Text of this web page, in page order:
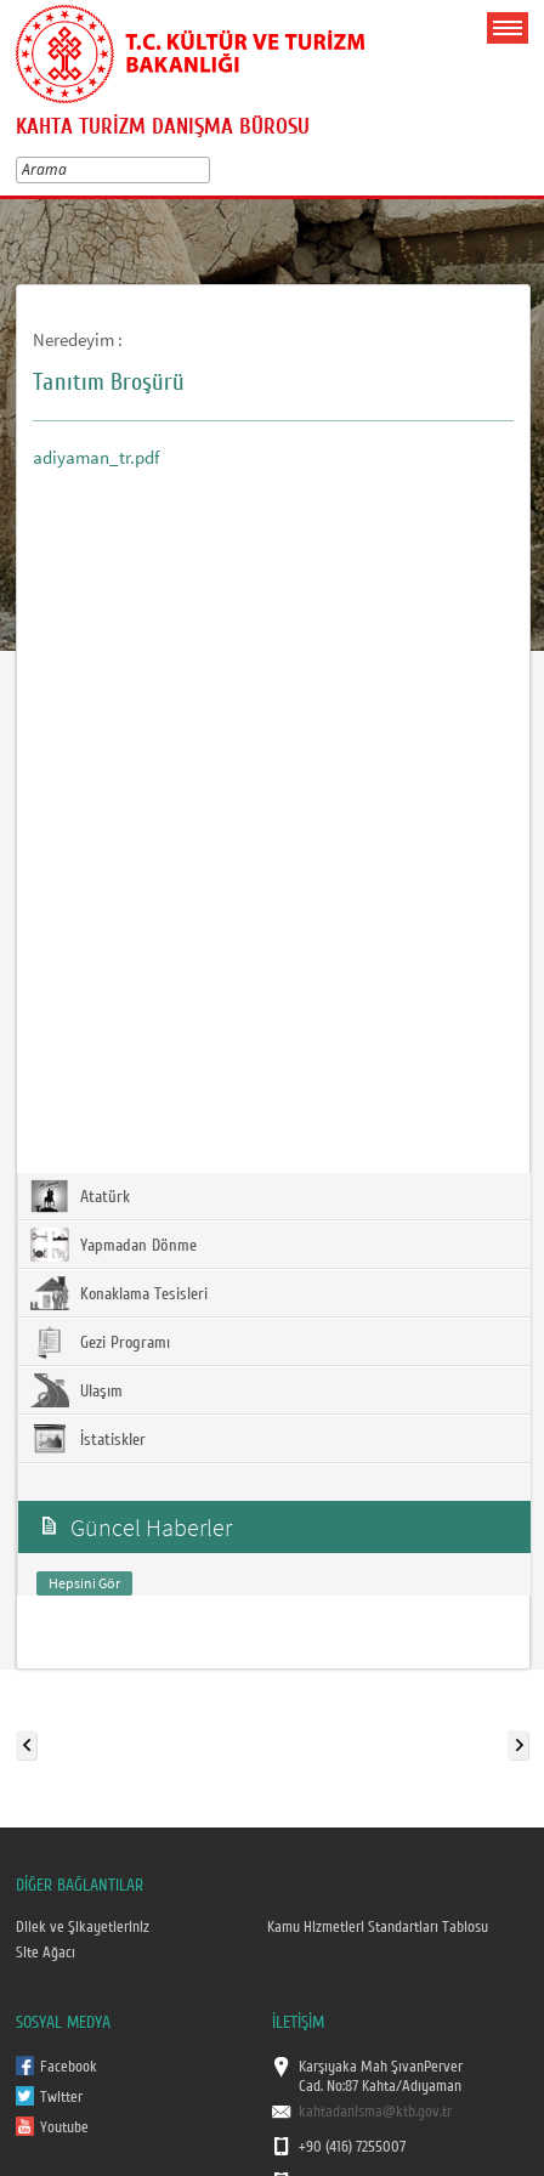
KAHTA TURİZM DANIŞMA BÜROSU
Neredeyim :
Tanıtım Broşürü
adiyaman_tr.pdf
Atatürk
Yapmadan Dönme
Konaklama Tesisleri
Gezi Programı
Ulaşım
İstatiskler
Güncel Haberler
Hepsini Gör
DİĞER BAĞLANTILAR
Dilek ve Şikayetleriniz
Kamu Hizmetleri Standartları Tablosu
Site Ağacı
SOSYAL MEDYA
Facebook
Twitter
Youtube
İLETİŞİM
Karşıyaka Mah ŞıvanPerver
Cad. No:87 Kahta/Adıyaman
kahtadanisma@ktb.gov.tr
+90 (416) 7255007